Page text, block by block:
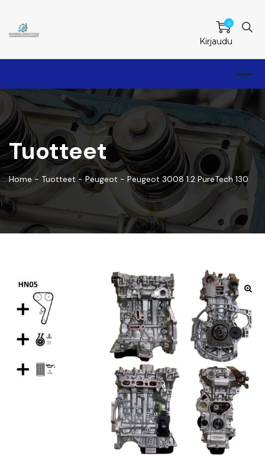
0
Kirjaudu
Tuotteet
Home- Tuotteet -Peugeot - Peugeot 3008 1.2 PureTech 130